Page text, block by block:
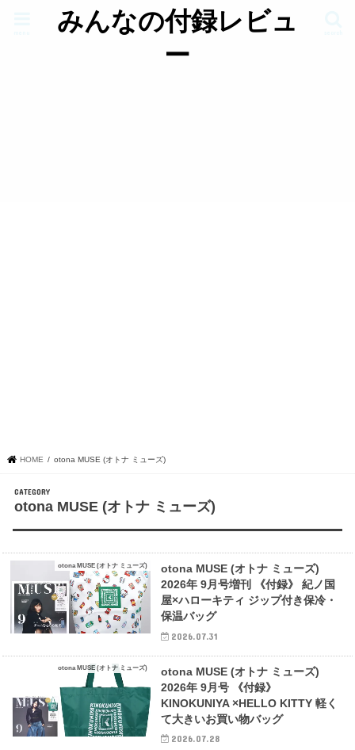
みんなの付録レビュ
ー
HOME otona MUSE (オトナ ミューズ)
otona MUSE (オトナ ミューズ)
otona MUSE (オトナ ミューズ)
otona MUSE (オトナ ミューズ)
2026年 9月号増刊 《付録》 紀ノ国
屋×ハローキティ ジップ付き保冷・
保温バッグ
2026.07.31
otona MUSE (オトナ ミューズ)
otona MUSE (オトナ ミューズ)
2026年 9月号 《付録》
KINOKUNIYA ×HELLO KITTY 軽く
て大きいお買い物バッグ
2026.07.28